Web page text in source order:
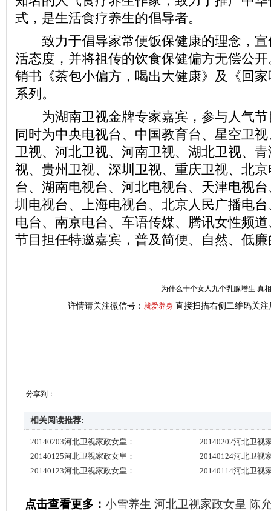
式，是生活食疗养生的倡导者。
致力于倡导家常便饭保健康的理念，宣
活态度，并将祖传的饮食保健偏方无偿公
销书《茶包小偏方，喝出大健康》及《回
系列。
为湖南卫视金牌专家嘉宾，参与人气节
同时为中央电视台、中国教育台、星空卫
卫视、河北卫视、河南卫视、湖北卫视、
视、贵州卫视、深圳卫视、重庆卫视、北
台、湖南电视台、河北电视台、天津电视
圳电视台、上海电视台、北京人民广播电
电台、南京电台、车语传媒、腾讯女性频
节目担任特邀嘉宾，普及简便、自然、低
为什么十个女人九个乳腺增生 真
详情请关注微信号： 就爱养身 直接扫描右侧二维码关注
分享到：
相关阅读推荐:
20140203河北卫视家政女皇：
20140202河北卫视
20140125河北卫视家政女皇：
20140124河北卫视
20140123河北卫视家政女皇：
20140114河北卫视
点击查看更多： 小雪养生 河北卫视家政女皇 陈